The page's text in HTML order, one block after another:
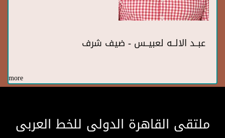
عبــد الالــه لعبيــس - ضيف شرف
more
ملتقى القاهرة الدولى للخط العربى